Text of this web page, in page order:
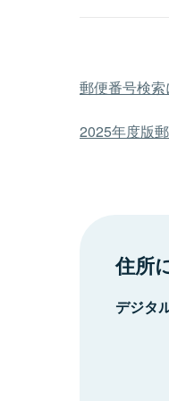
郵便番号検
2025年度版
住所
デジタ